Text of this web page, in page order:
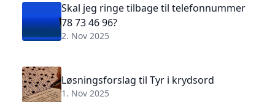
Skal jeg ringe tilbage til telefonnummer
78 73 46 96?
2. Nov 2025
Løsningsforslag til Tyr i krydsord
1. Nov 2025